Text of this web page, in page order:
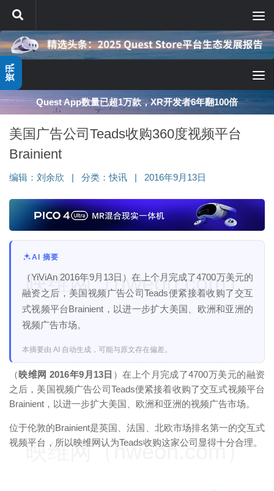
跳至内容
Quest App数量已超1万款，XR开发者6年翻100倍
美国广告公司Teads收购360度视频平台
Brainient
编辑： 刘余欣 分类：快讯 2016年9月13日
AI 摘要
（YiViAn 2016年9月13日）在上个月完成了4700万美元的
融资之后，美国视频广告公司Teads便紧接着收购了交互
式视频平台Brainient，以进一步扩大美国、欧洲和亚洲的
视频广告市场。
本摘要由 AI 自动生成，可能与原文存在偏差。
（映维网 2016年9月13日 ）在上个月完成了4700万美元的融资
之后，美国视频广告公司Teads便紧接着收购了交互式视频平台
Brainient，以进一步扩大美国、欧洲和亚洲的视频广告市场。
位于伦敦的Brainient是英国、法国、北欧市场排名第一的交互式
视频平台，所以映维网认为Teads收购这家公司显得十分合理。
映维网（nweon.com）
映维网（nweon.com）
资讯